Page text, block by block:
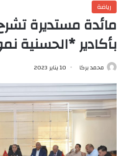
رياضة
مائدة مستديرة
بأكادير *الحسنية
محمد بركا 10 يناير 2023